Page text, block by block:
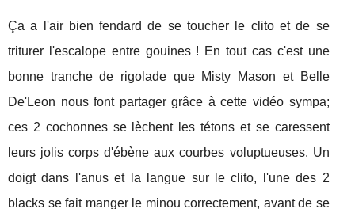
Ça a l'air bien fendard de se toucher le clito et de se
triturer l'escalope entre gouines ! En tout cas c'est une
bonne tranche de rigolade que Misty Mason et Belle
De'Leon nous font partager grâce à cette vidéo sympa;
ces 2 cochonnes se lèchent les tétons et se caressent
leurs jolis corps d'ébène aux courbes voluptueuses. Un
doigt dans l'anus et la langue sur le clito, l'une des 2
blacks se fait manger le minou correctement, avant de se